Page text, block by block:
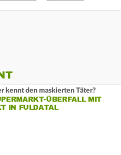
kennt den maskierten Täter?
ÜBERFALL MIT
IN FULDATAL